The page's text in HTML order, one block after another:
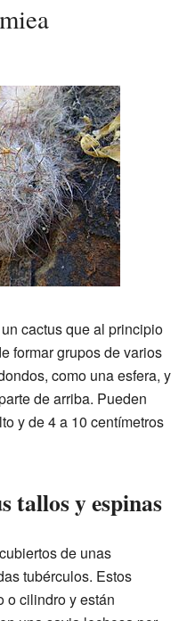
cactus que al principio
formar grupos de varios
como una esfera, y
de arriba. Pueden
y de 4 a 10 centímetros
tallos y espinas
de unas
tubérculos. Estos
o cilindro y están